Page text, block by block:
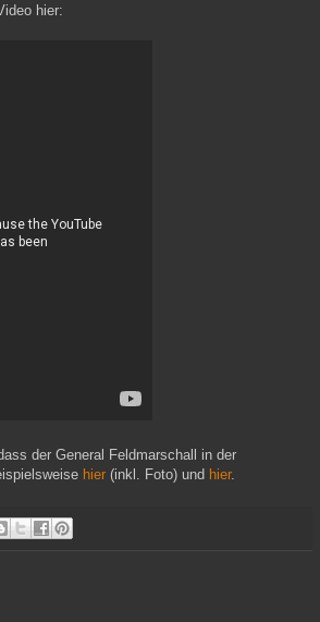
hier:
der General Feldmarschall in der
hier (inkl. Foto) und hier.